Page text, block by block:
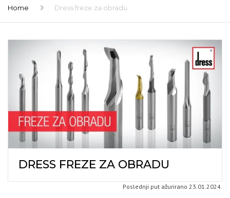
Home Dress freze za obradu
DRESS FREZE ZA OBRADU
Poslednji put ažurirano 23.01.2024.